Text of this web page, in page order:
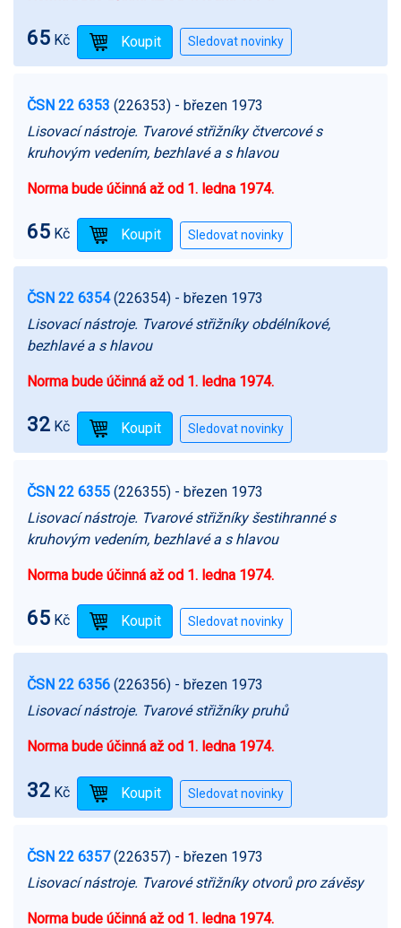
65 Kč
ČSN 22 6353 (226353) - březen 1973
Lisovací nástroje. Tvarové střižníky čtvercové s
kruhovým vedením, bezhlavé a s hlavou
Norma bude účinná až od 1. ledna 1974.
65 Kč
ČSN 22 6354(226354) - březen 1973
Lisovací nástroje. Tvarové střižníky obdélníkové,
bezhlavé a s hlavou
Norma bude účinná až od 1. ledna 1974.
32 Kč
ČSN 22 6355 (226355) - březen 1973
Lisovací nástroje. Tvarové střižníky šestihranné s
kruhovým vedením, bezhlavé a s hlavou
Norma bude účinná až od 1. ledna 1974.
65 Kč
ČSN 22 6356 (226356) - březen 1973
Lisovací nástroje. Tvarové střižníky pruhů
Norma bude účinná až od 1. ledna 1974.
32 Kč
ČSN 22 6357(226357) - březen 1973
Lisovací nástroje. Tvarové střižníky otvorů pro závěsy
Norma bude účinná až od 1. ledna 1974.